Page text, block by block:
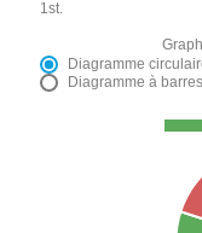
1st.
Diagramme
Diagramme à barres